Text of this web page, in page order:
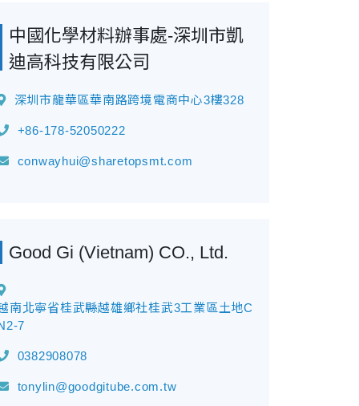
中國化學材料辦事處-深圳市凱
迪高科技有限公司
深圳市龍華區華南路跨境電商中心3樓328
+86-178-52050222
conwayhui@sharetopsmt.com
Good Gi (Vietnam) CO., Ltd.
南北寧省桂武縣越雄鄉社桂武3工業區土地C
7
0382908078
tonylin@goodgitube.com.tw